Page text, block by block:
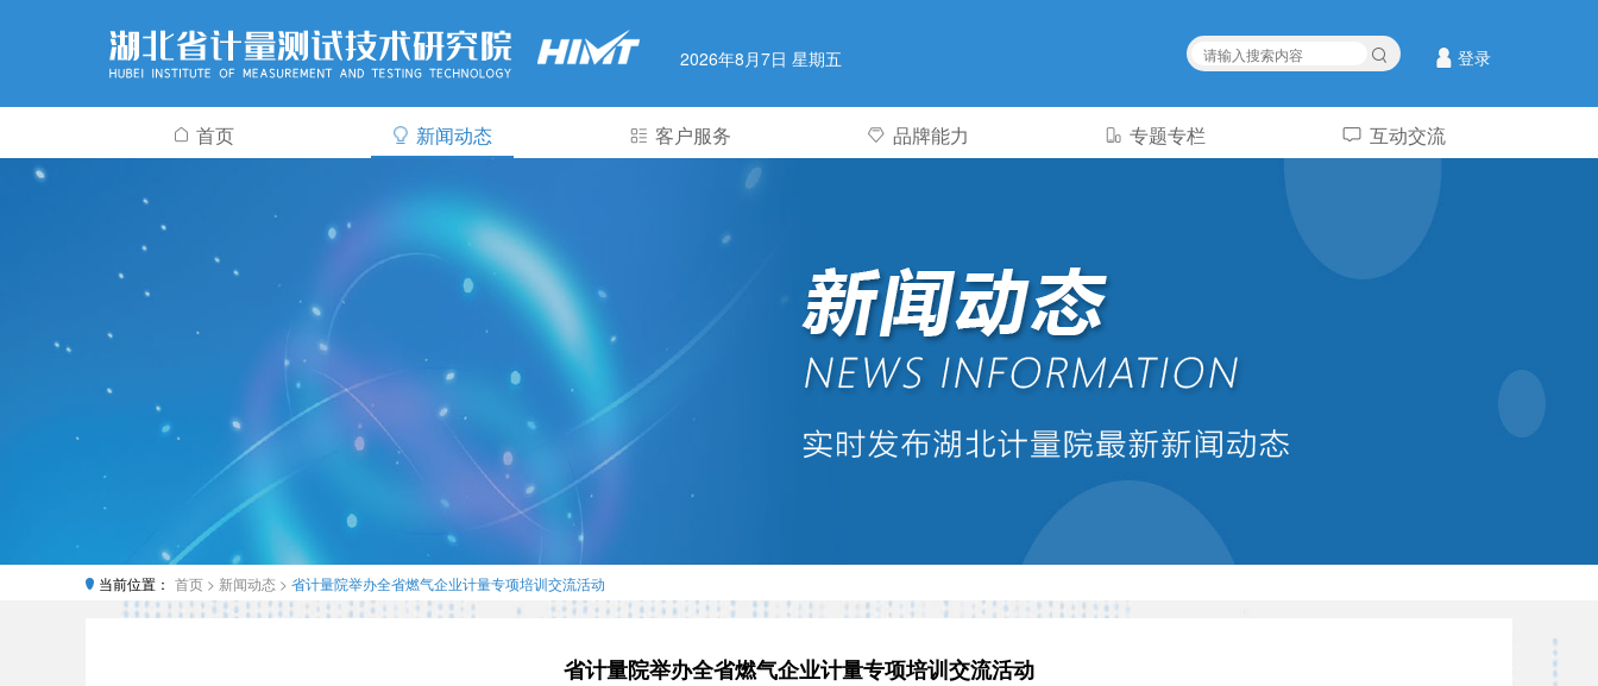
2026年8月7日 星期五 登录
首页 新闻动态 客户服务 品牌能力 专题专栏 互动交流
当前位置： 首页 > 新闻动态 > 省计量院举办全省燃气企业计量专项培训交流活动
省计量院举办全省燃气企业计量专项培训交流活动